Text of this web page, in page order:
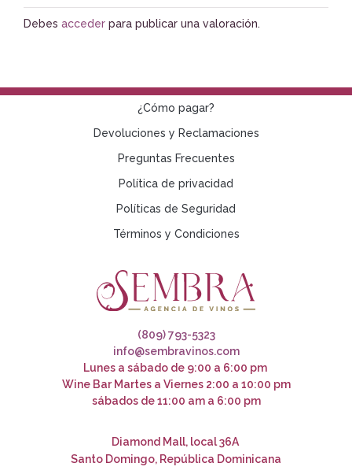
Debes acceder para publicar una valoración.
¿Cómo pagar?
Devoluciones y Reclamaciones
Preguntas Frecuentes
Política de privacidad
Políticas de Seguridad
Términos y Condiciones
(809) 793-5323
info@sembravinos.com
Lunes a sábado de 9:00 a 6:00 pm
Wine Bar Martes a Viernes 2:00 a 10:00 pm
sábados de 11:00 am a 6:00 pm
Diamond Mall, local 36A
Santo Domingo, República Dominicana